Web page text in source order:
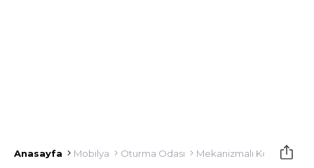
Anasayfa Mobilya Oturma Odası Mekanizmalı Koltuklar